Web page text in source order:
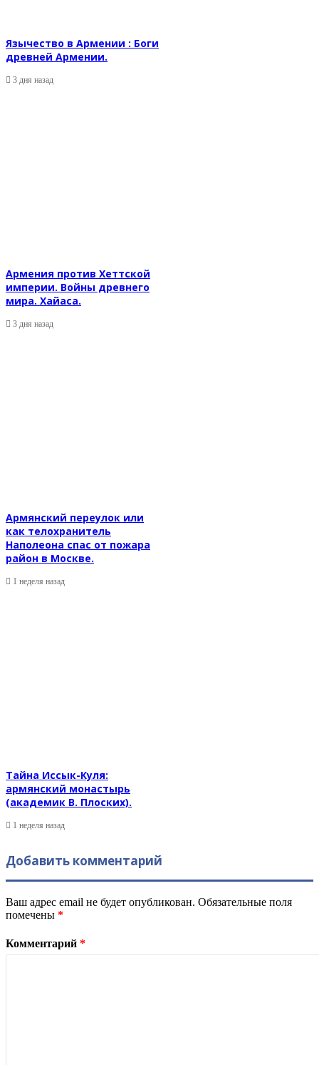
Язычество в Армении : Боги
древней Армении.
3 дня назад
Армения против Хеттской
империи. Войны древнего
мира. Хайаса.
3 дня назад
Армянский переулок или
как телохранитель
Наполеона спас от пожара
район в Москве.
1 неделя назад
Тайна Иссык-Куля:
армянский монастырь
(академик В. Плоских).
1 неделя назад
Добавить комментарий
Ваш адрес email не будет опубликован. Обязательные поля
помечены *
Комментарий *